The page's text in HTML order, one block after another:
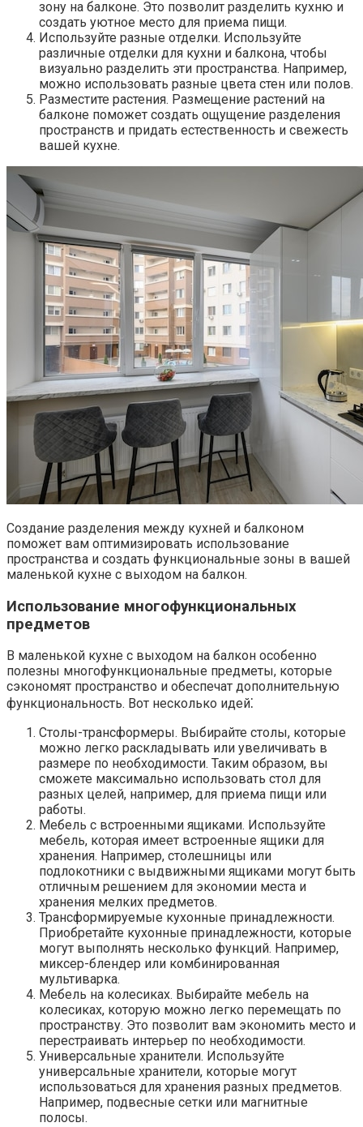
зону на балконе.​ Это позволит разделить кухню и
создать уютное место для приема пищи.
Используйте разные отделки.​ Используйте
различные отделки для кухни и балкона, чтобы
визуально разделить эти пространства.​ Например,
можно использовать разные цвета стен или полов.​
Разместите растения.​ Размещение растений на
балконе поможет создать ощущение разделения
пространств и придать естественность и свежесть
вашей кухне.​
Создание разделения между кухней и балконом
поможет вам оптимизировать использование
пространства и создать функциональные зоны в вашей
маленькой кухне с выходом на балкон.​
Использование многофункциональных
предметов
В маленькой кухне с выходом на балкон особенно
полезны многофункциональные предметы, которые
сэкономят пространство и обеспечат дополнительную
функциональность.​ Вот несколько идей⁚
Столы-трансформеры.​ Выбирайте столы, которые
можно легко раскладывать или увеличивать в
размере по необходимости.​ Таким образом, вы
сможете максимально использовать стол для
разных целей, например, для приема пищи или
работы.​
Мебель с встроенными ящиками.​ Используйте
мебель, которая имеет встроенные ящики для
хранения.​ Например, столешницы или
подлокотники с выдвижными ящиками могут быть
отличным решением для экономии места и
хранения мелких предметов.​
Трансформируемые кухонные принадлежности.​
Приобретайте кухонные принадлежности, которые
могут выполнять несколько функций.​ Например,
миксер-блендер или комбинированная
мультиварка.​
Мебель на колесиках.​ Выбирайте мебель на
колесиках, которую можно легко перемещать по
пространству.​ Это позволит вам экономить место и
перестраивать интерьер по необходимости.​
Универсальные хранители.​ Используйте
универсальные хранители, которые могут
использоваться для хранения разных предметов.​
Например, подвесные сетки или магнитные
полосы.​